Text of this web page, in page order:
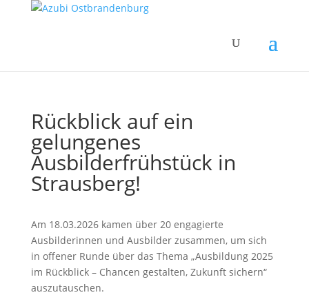
Rückblick auf ein
gelungenes
Ausbilderfrühstück in
Strausberg!
Am 18.03.2026 kamen über 20 engagierte
Ausbilderinnen und Ausbilder zusammen, um sich
in offener Runde über das Thema „Ausbildung 2025
im Rückblick – Chancen gestalten, Zukunft sichern“
auszutauschen.